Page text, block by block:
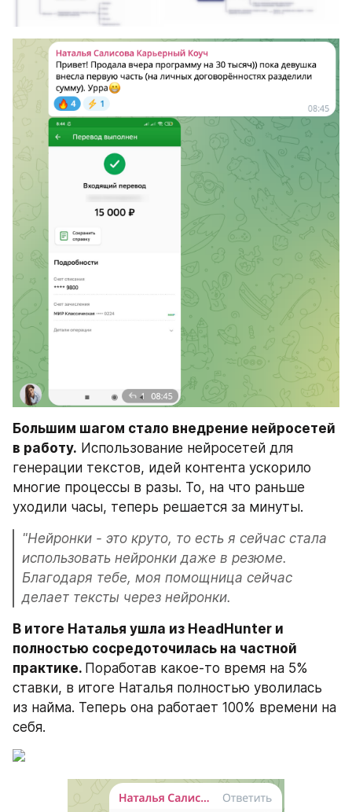
Большим шагом стало внедрение нейросетей
в работу. Использование нейросетей для
генерации текстов, идей контента ускорило
многие процессы в разы. То, на что раньше
уходили часы, теперь решается за минуты.
"Нейронки - это круто, то есть я сейчас стала
использовать нейронки даже в резюме.
Благодаря тебе, моя помощница сейчас
делает тексты через нейронки.
В итоге Наталья ушла из HeadHunter и
полностью сосредоточилась на частной
практике. Поработав какое-то время на 5%
ставки, в итоге Наталья полностью уволилась
из найма. Теперь она работает 100% времени на
себя.